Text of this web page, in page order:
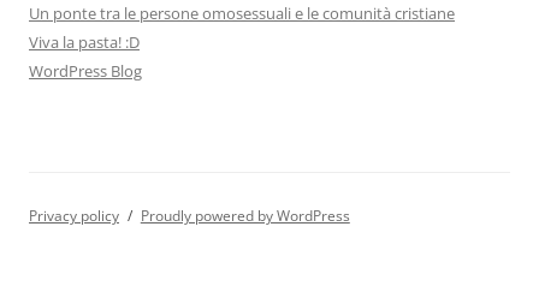
Un ponte tra le persone omosessuali e le comunità cristiane
Viva la pasta! :D
WordPress Blog
Privacy policy Proudly powered by WordPress